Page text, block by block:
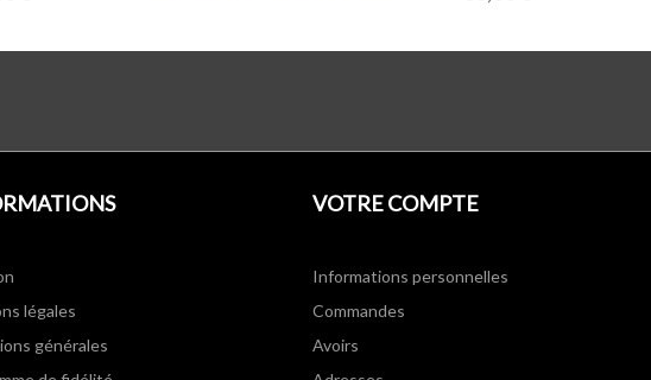
légales
générales
VOTRE COMPTE
Informations personnelles
Commandes
Avoirs